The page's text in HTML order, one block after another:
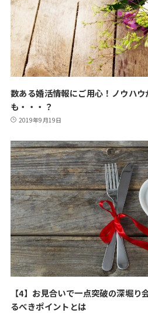
数ある婚活情報にご用心！ノウハ
も・・・？
2019年9月19日
【4】お見合いで一点突破の深堀
るべきポイントとは